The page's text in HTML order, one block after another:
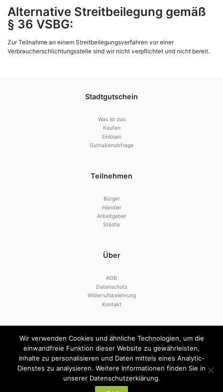
Alternative Streitbeilegung gemäß
§ 36 VSBG:
Zur Teilnahme an einem Streitbeilegungsverfahren vor einer
Verbraucherschlichtungsstelle sind wir nicht verpflichtet und nicht bereit.
Stadtgutschein
Was ist das
Kaufen
Einlösen
Guthabenabfrage
Teilnehmen
Bürger
Händler
Arbeitgeber
Städte
Über
AGB
Datenschutz
Widerrufsbelehrung
Kontakt
Zahlen mit
Wir verwenden Cookies und ähnliche Technologien, um die
einwandfreie Funktion dieser Website zu gewährleisten,
Inhalte zu personalisieren und Daten mittels eines Analytic-
Dienstes zu analysieren. Weitere Informationen finden Sie in
unserer Datenschutzerklärung.